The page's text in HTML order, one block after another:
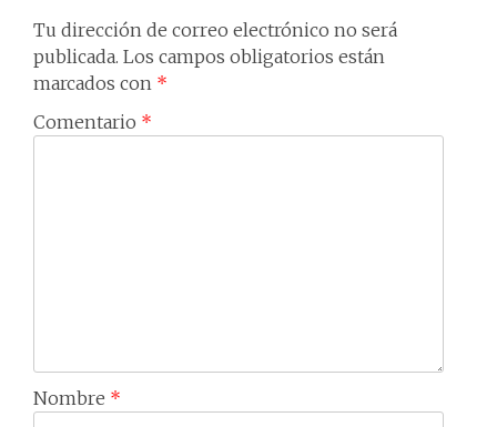
Tu dirección de correo electrónico no será
publicada. Los campos obligatorios están
marcados con *
Comentario *
Nombre *